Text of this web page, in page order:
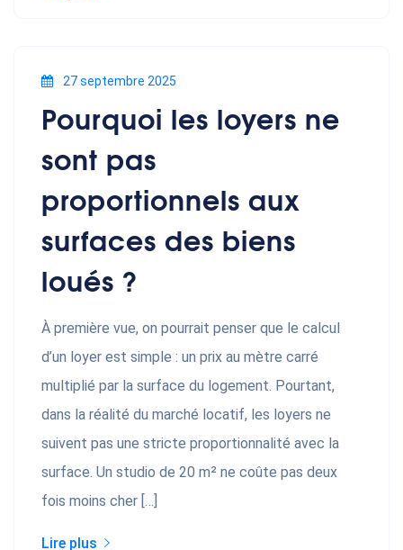
27 septembre 2025
Pourquoi les loyers ne
sont pas
proportionnels aux
surfaces des biens
loués ?
À première vue, on pourrait penser que le calcul
d’un loyer est simple : un prix au mètre carré
multiplié par la surface du logement. Pourtant,
dans la réalité du marché locatif, les loyers ne
suivent pas une stricte proportionnalité avec la
surface. Un studio de 20 m² ne coûte pas deux
fois moins cher […]
Lire plus